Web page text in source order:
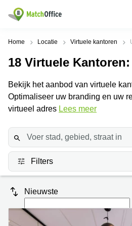
Huren / Verhuren
Productpagina's
Kantoorruimten
Business
Centers
Coworking
Spaces
Vergaderruimten
Virtueel
Kantoor
Bedrijfsruimte
Populaire
Alkmaar
Amsterdam
Amsterdam
Westpoort
Bergen
op
Breda
Populaire
Kantoorruimte
in Breda
huren
Bergen
op
Zoom
Kantoor
Tiel
Kantoor
huren
Help
Over ons
Huurprijs
Log in
Home Locatie Virtuele kantoren
18 Virtuele Kantoren
Bekijk het aanbod van virtuele
Optimaliseer uw branding en uw
virtueel adres Lees meer
Filters
Nieuwste